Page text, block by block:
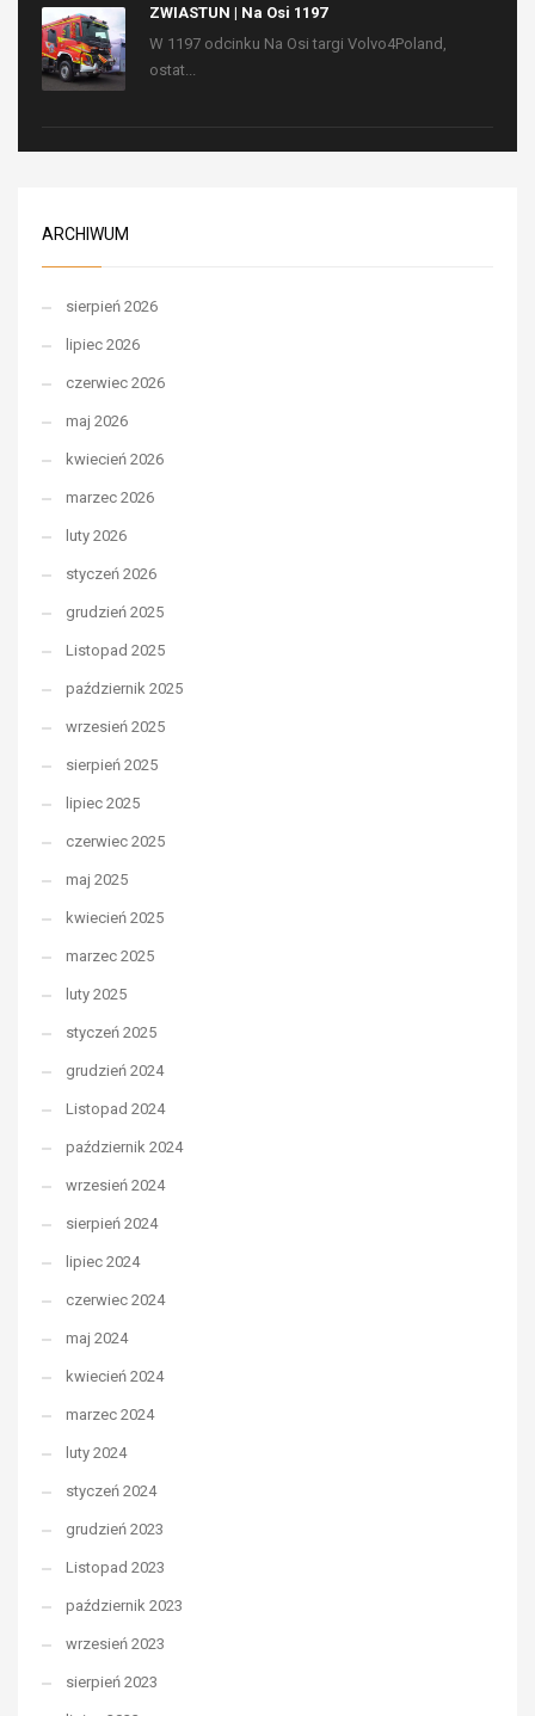
ZWIASTUN | Na Osi 1197
W 1197 odcinku Na Osi targi Volvo4Poland,
ostat...
ARCHIWUM
sierpień 2026
lipiec 2026
czerwiec 2026
maj 2026
kwiecień 2026
marzec 2026
luty 2026
styczeń 2026
grudzień 2025
Listopad 2025
październik 2025
wrzesień 2025
sierpień 2025
lipiec 2025
czerwiec 2025
maj 2025
kwiecień 2025
marzec 2025
luty 2025
styczeń 2025
grudzień 2024
Listopad 2024
październik 2024
wrzesień 2024
sierpień 2024
lipiec 2024
czerwiec 2024
maj 2024
kwiecień 2024
marzec 2024
luty 2024
styczeń 2024
grudzień 2023
Listopad 2023
październik 2023
wrzesień 2023
sierpień 2023